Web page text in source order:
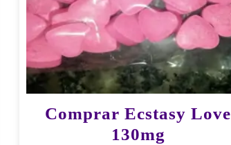
Comprar Ecstasy Love
130mg